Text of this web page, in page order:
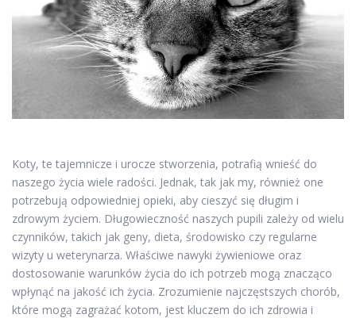
Koty, te tajemnicze i urocze stworzenia, potrafią wnieść do
naszego życia wiele radości. Jednak, tak jak my, również one
potrzebują odpowiedniej opieki, aby cieszyć się długim i
zdrowym życiem. Długowieczność naszych pupili zależy od wielu
czynników, takich jak geny, dieta, środowisko czy regularne
wizyty u weterynarza. Właściwe nawyki żywieniowe oraz
dostosowanie warunków życia do ich potrzeb mogą znacząco
wpłynąć na jakość ich życia. Zrozumienie najczęstszych chorób,
które mogą zagrażać kotom, jest kluczem do ich zdrowia i